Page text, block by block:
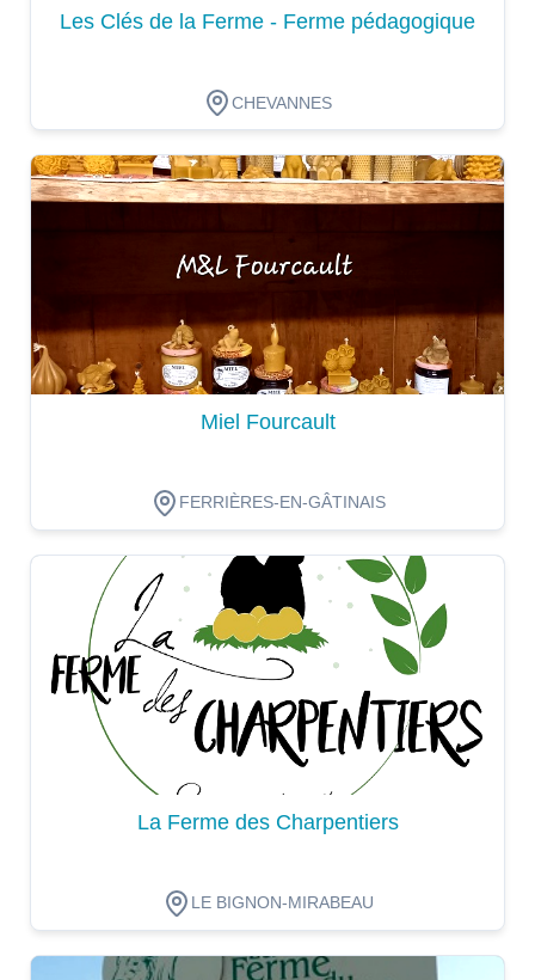
Les Clés de la Ferme - Ferme pédagogique
CHEVANNES
Dégustation
Miel Fourcault
FERRIÈRES-EN-GÂTINAIS
Dégustation
La Ferme des Charpentiers
LE BIGNON-MIRABEAU